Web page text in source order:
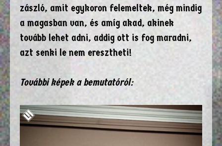
zászló, amit egykoron felemeltek, még mindig
a magasban van, és amíg akad, akinek
tovább lehet adni, addig ott is fog maradni,
azt senki le nem eresztheti!
További képek a bemutatóról: